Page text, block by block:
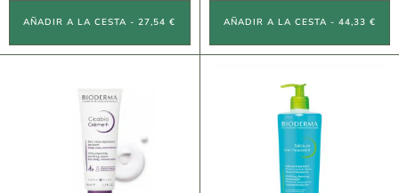
AÑADIR A LA CESTA - 27,54 € AÑADIR A LA CESTA - 44,33 €